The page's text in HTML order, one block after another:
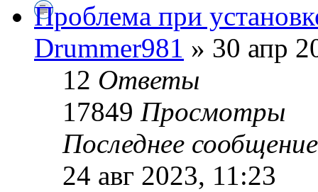
Проблема при
Drummer981 » 30 апр
12 Ответы
17849 Просмотры
Последнее
24 авг 2023, 11:23